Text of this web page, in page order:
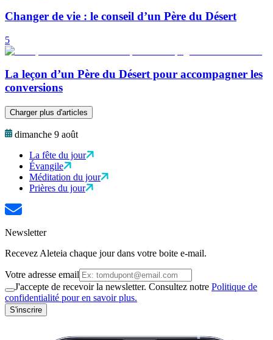
Changer de vie : le conseil d’un Père du Désert
5
La leçon d’un Père du Désert pour accompagner les
conversions
Charger plus d'articles
dimanche 9 août
La fête du jour
Évangile
Méditation du jour
Prières du jour
Newsletter
Recevez Aleteia chaque jour dans votre boite e-mail.
Votre adresse email
J'accepte de recevoir la newsletter. Consultez notre Politique de
confidentialité pour en savoir plus.
S'inscrire